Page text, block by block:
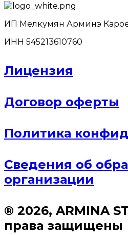
ИП Мелкумян Арминэ
ИНН 545213610760
Лицензия
Договор оферты
Политика
Сведения об
организации
® 2026, ARMINA
права защищены